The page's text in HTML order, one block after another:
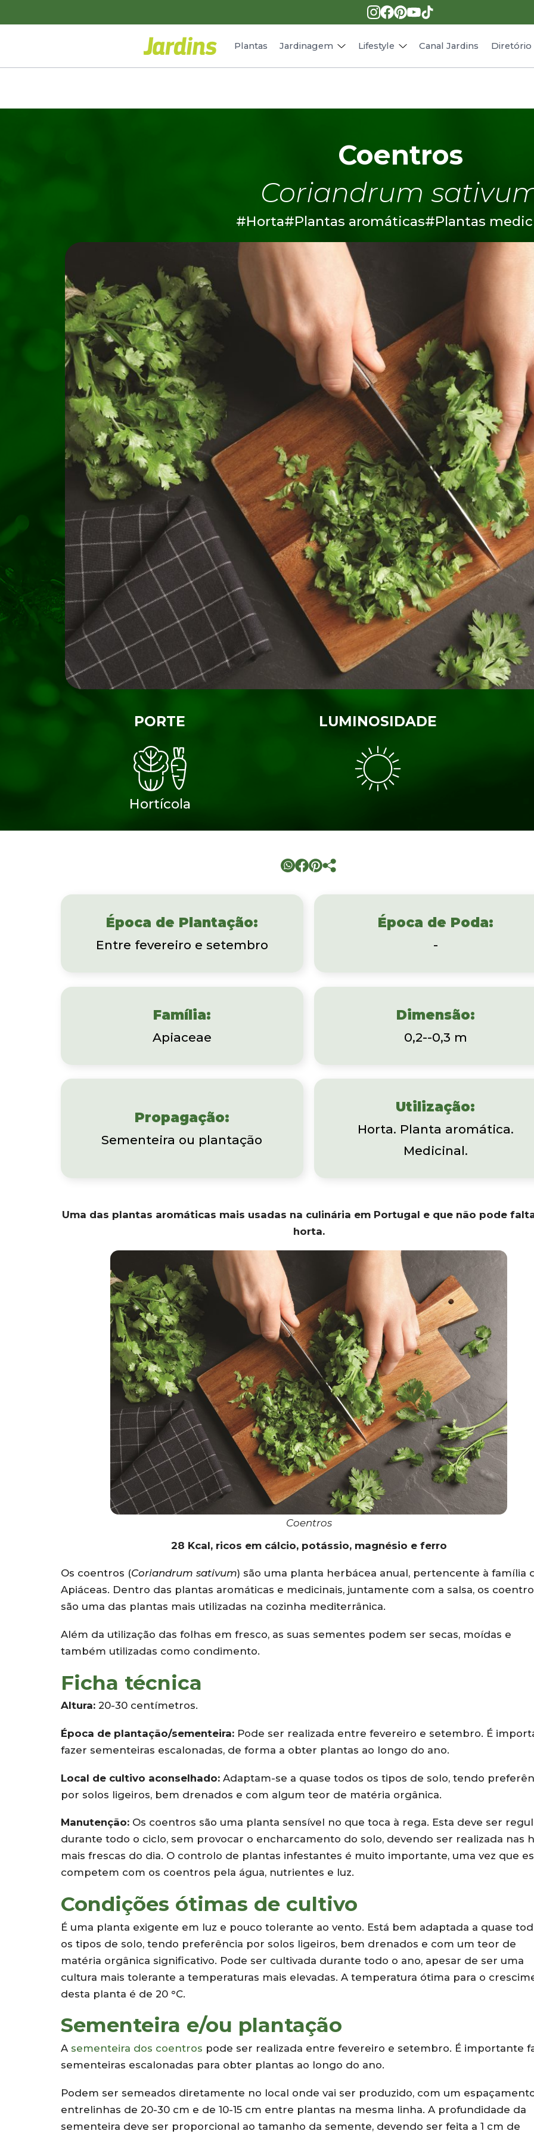
Plantas Jardinagem Lifestyle
Receitas
Canal Jardins Diretório
Coentros
Coriandrum
#Horta#Plantas aromáticas#Plantas
PORTE
Hortícola
LUMINOSIDADE
Época de Plantação:
Entre fevereiro e setembro
Época de Poda:
-
Família:
Apiaceae
Dimensão:
0,2--0,3 m
Propagação:
Sementeira ou plantação
Utilização:
Horta. Planta aromática.
Medicinal.
Uma das plantas aromáticas mais usadas na culinária em Portugal e que não pode
horta.
Coentros
28 Kcal, ricos em cálcio, potássio, magnésio e ferro
Os coentros (Coriandrum sativum) são uma planta herbácea anual, pertencente à família
Apiáceas. Dentro das plantas aromáticas e medicinais, juntamente com a salsa, os
são uma das plantas mais utilizadas na cozinha mediterrânica.
Além da utilização das folhas em fresco, as suas sementes podem ser secas, moídas e
também utilizadas como condimento.
Ficha técnica
Altura: 20-30 centímetros.
Época de plantação/sementeira: Pode ser realizada entre fevereiro e setembro. É
fazer sementeiras escalonadas, de forma a obter plantas ao longo do ano.
Local de cultivo aconselhado: Adaptam-se a quase todos os tipos de solo, tendo
por solos ligeiros, bem drenados e com algum teor de matéria orgânica.
Manutenção: Os coentros são uma planta sensível no que toca à rega. Esta deve ser
durante todo o ciclo, sem provocar o encharcamento do solo, devendo ser realizada nas
mais frescas do dia. O controlo de plantas infestantes é muito importante, uma vez que
competem com os coentros pela água, nutrientes e luz.
Condições ótimas de cultivo
É uma planta exigente em luz e pouco tolerante ao vento. Está bem adaptada a quase
os tipos de solo, tendo preferência por solos ligeiros, bem drenados e com um teor de
matéria orgânica significativo. Pode ser cultivada durante todo o ano, apesar de ser uma
cultura mais tolerante a temperaturas mais elevadas. A temperatura ótima para o
desta planta é de 20 °C.
Sementeira e/ou plantação
A sementeira dos coentros pode ser realizada entre fevereiro e setembro. É importante
sementeiras escalonadas para obter plantas ao longo do ano.
Podem ser semeados diretamente no local onde vai ser produzido, com um
entrelinhas de 20-30 cm e de 10-15 cm entre plantas na mesma linha. A profundidade da
sementeira deve ser proporcional ao tamanho da semente, devendo ser feita a 1 cm de